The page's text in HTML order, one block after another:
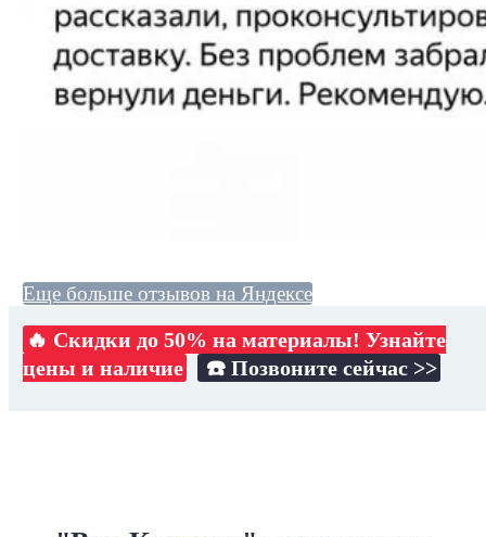
Еще больше отзывов на Яндексе
🔥 Скидки до 50% на материалы! Узнайте
цены и наличие
☎️ Позвоните сейчас >>